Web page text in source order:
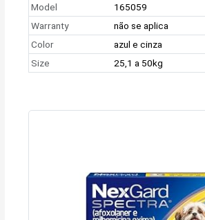
Model
165059
Warranty
não se aplica
Color
azul e cinza
Size
25,1 a 50kg